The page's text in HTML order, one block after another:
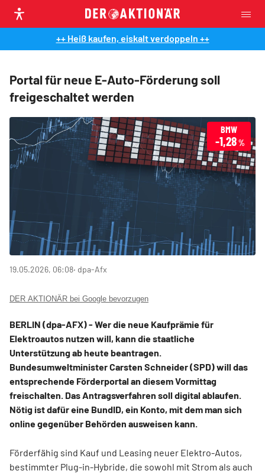
++ Heiß kaufen, eiskalt verdoppeln ++
Portal für neue E-Auto-Förderung soll
freigeschaltet werden
BMW
-1,28%
19.05.2026, 06:08‧ dpa-Afx
DER AKTIONÄR bei Google bevorzugen
BERLIN (dpa-AFX) - Wer die neue Kaufprämie für
Elektroautos nutzen will, kann die staatliche
Unterstützung ab heute beantragen.
Bundesumweltminister Carsten Schneider (SPD) will das
entsprechende Förderportal an diesem Vormittag
freischalten. Das Antragsverfahren soll digital ablaufen.
Nötig ist dafür eine BundID, ein Konto, mit dem man sich
online gegenüber Behörden ausweisen kann.
Förderfähig sind Kauf und Leasing neuer Elektro-Autos,
bestimmter Plug-in-Hybride, die sowohl mit Strom als auch